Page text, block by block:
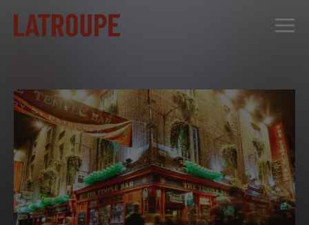
DESTINOS
OFERTAS
CITY STORIES
EVENTOS
GRUPOS